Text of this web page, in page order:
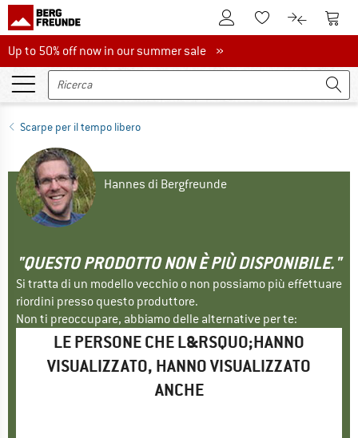
Al conto clienteAlla lista
Al Al
Up to 50% off now in our summer sale
Up to 50% off now in our summer sale »
Scarpe per il tempo libero
Hannes di Bergfreunde
"QUESTO PRODOTTO NON È PIÙ DISPONIBILE."
Si tratta di un modello vecchio o non possiamo più effettuare
riordini presso questo produttore.
Non ti preoccupare, abbiamo delle alternative per te:
LE PERSONE CHE L&RSQUO;HANNO
VISUALIZZATO, HANNO VISUALIZZATO
ANCHE